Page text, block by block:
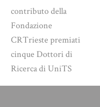
post:
contributo della
Fondazione
CRTrieste premiati
cinque Dottori di
Ricerca di UniTS